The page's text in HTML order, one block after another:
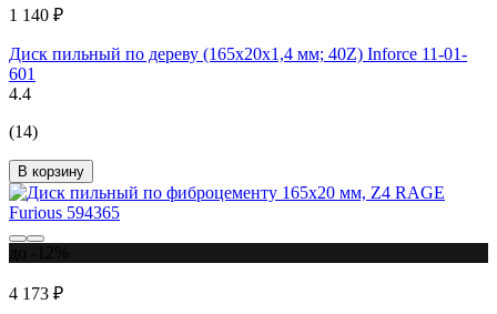
1 140 ₽
Диск пильный по дереву (165х20х1,4 мм; 40Z) Inforce 11-01-
601
4.4
(14)
В корзину
4 173 ₽